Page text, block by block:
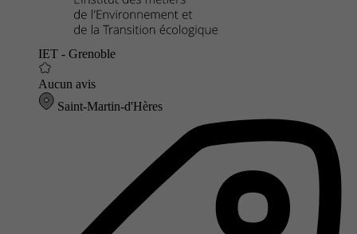
IET - Grenoble
Aucun avis
Saint-Martin-d'Hères